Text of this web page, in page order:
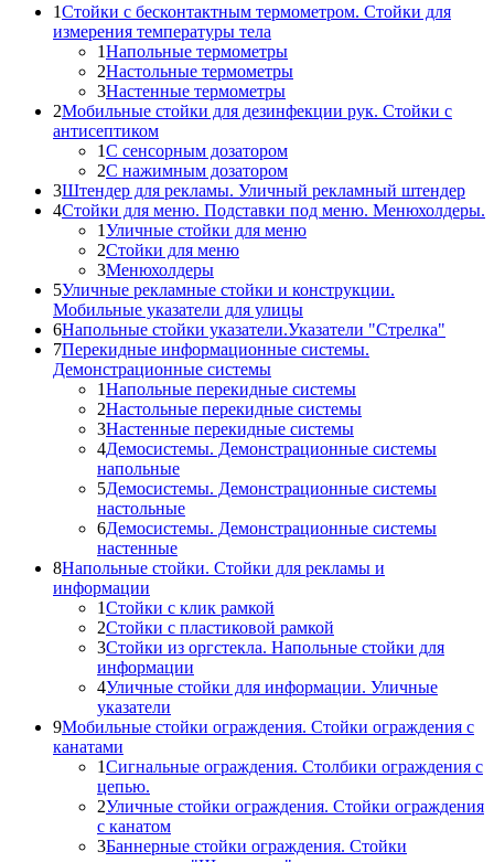
1Стойки с бесконтактным термометром. Стойки для
измерения температуры тела
1Напольные термометры
2Настольные термометры
3Настенные термометры
2Мобильные стойки для дезинфекции рук. Стойки с
антисептиком
1С сенсорным дозатором
2С нажимным дозатором
3Штендер для рекламы. Уличный рекламный штендер
4Стойки для меню. Подставки под меню. Менюхолдеры.
1Уличные стойки для меню
2Стойки для меню
3Менюхолдеры
5Уличные рекламные стойки и конструкции.
Мобильные указатели для улицы
6Напольные стойки указатели.Указатели "Стрелка"
7Перекидные информационные системы.
Демонстрационные системы
1Напольные перекидные системы
2Настольные перекидные системы
3Настенные перекидные системы
4Демосистемы. Демонстрационные системы
напольные
5Демосистемы. Демонстрационные системы
настольные
6Демосистемы. Демонстрационные системы
настенные
8Напольные стойки. Стойки для рекламы и
информации
1Стойки с клик рамкой
2Стойки с пластиковой рамкой
3Стойки из оргстекла. Напольные стойки для
информации
4Уличные стойки для информации. Уличные
указатели
9Мобильные стойки ограждения. Стойки ограждения с
канатами
1Сигнальные ограждения. Столбики ограждения с
цепью.
2Уличные стойки ограждения. Стойки ограждения
с канатом
3Баннерные стойки ограждения. Стойки